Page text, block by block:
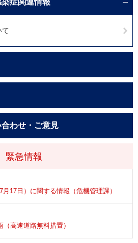
緊急情報
17日）に関する情報（危機管理課）
高速道路無料措置）
症関連情報
て
わせ・ご意見